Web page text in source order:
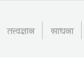
तत्त्वज्ञान साधना